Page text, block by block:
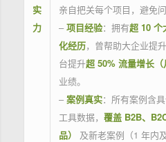
实
力
亲自把关每个项目，避免问
– 项目经验：拥有超 10 个
化经历，曾帮助大企业提
台提升超 50% 流量增长（
业绩。
– 案例真实：所有案例含
工具数据， 覆盖 B2B、
品）
及新老案例（1 年内